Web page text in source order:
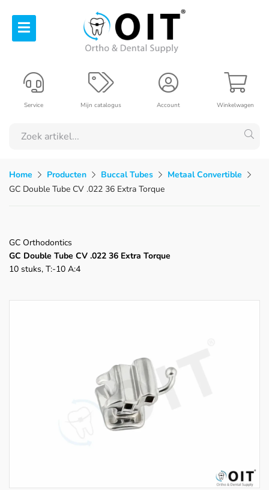
Winkelwagen
Account
Mijn catalogus
Service
Home Producten Buccal Tubes
Metaal Convertible
GC Double Tube CV .022 36 Extra Torque
GC Orthodontics
GC Double Tube CV .022 36 Extra Torque
10 stuks, T:-10 A:4